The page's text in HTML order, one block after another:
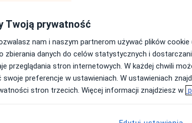
200 zł
Twoją prywatność
nam i naszym partnerom używać plików cookie
zbierania danych do celów statystycznych i
przeglądania stron internetowych. W każdej chwili
swoje preferencje w ustawieniach. W ustawieniach
stron trzecich. Więcej informacji znajdziesz w